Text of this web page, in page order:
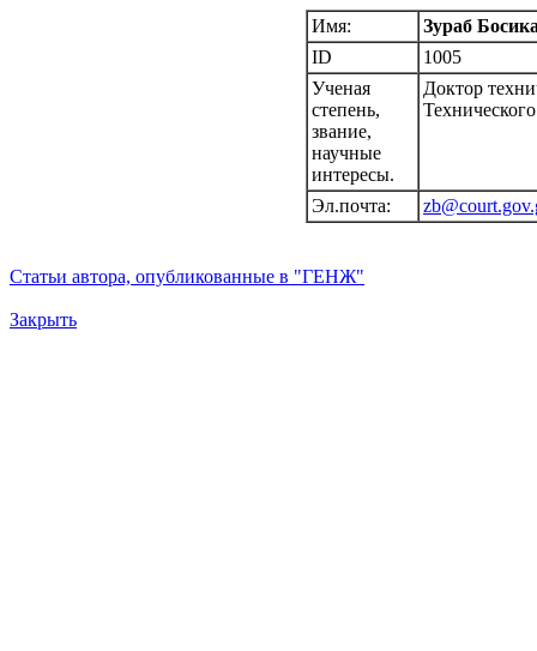
Имя:
Зураб
ID
1005
Ученая
степень,
звание,
научные
интересы.
Доктор
Эл.почта:
Статьи автора, опубликованные в "ГЕНЖ"
Закрыть